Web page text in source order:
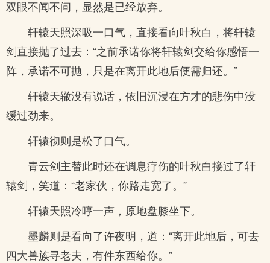
双眼不闻不问，显然是已经放弃。
轩辕天照深吸一口气，直接看向叶秋白，将轩辕
剑直接抛了过去：“之前承诺你将轩辕剑交给你感悟一
阵，承诺不可抛，只是在离开此地后便需归还。”
轩辕天辙没有说话，依旧沉浸在方才的悲伤中没
缓过劲来。
轩辕彻则是松了口气。
青云剑主替此时还在调息疗伤的叶秋白接过了轩
辕剑，笑道：“老家伙，你路走宽了。”
轩辕天照冷哼一声，原地盘膝坐下。
墨麟则是看向了许夜明，道：“离开此地后，可去
四大兽族寻老夫，有件东西给你。”